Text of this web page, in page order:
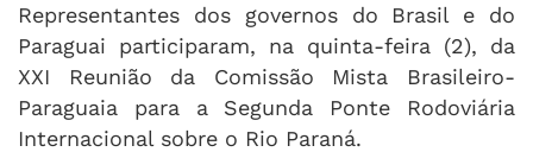
Representantes dos governos do Brasil e do
Paraguai participaram, na quinta-feira (2), da
XXI Reunião da Comissão Mista Brasileiro-
Paraguaia para a Segunda Ponte Rodoviária
Internacional sobre o Rio Paraná.